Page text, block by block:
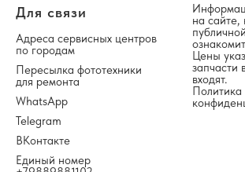
Для связи
Адреса сервисных центров
по городам
Пересылка фототехники
для ремонта
WhatsApp
Telegram
ВКонтакте
Единый номер
на сайте,
Цены
запчасти
входят.
Политика